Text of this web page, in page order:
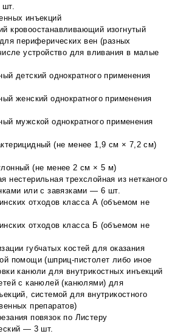
инъекций
кровоостанавливающий изогнутый
периферических вен (разных
устройство для вливания в малые
детский однократного применения
женский однократного применения
мужской однократного применения
(не менее 1,9 см × 7,2 см)
(не менее 2 см × 5 м)
нестерильная трехслойная из нетканого
или с завязками — 6 шт.
отходов класса А (объемом не
отходов класса Б (объемом не
губчатых костей для оказания
помощи (шприц-пистолет либо иное
канюли для внутрикостных инъекций
с канюлей (канюлями) для
системой для внутрикостного
препаратов)
повязок по Листеру
— 3 шт.